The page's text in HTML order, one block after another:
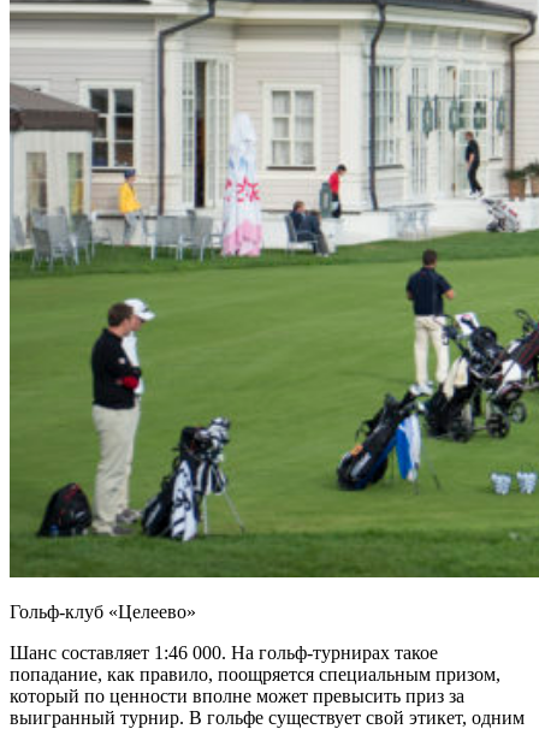
Гольф-клуб «Целеево»
Шанс составляет 1:46 000. На гольф-турнирах такое
попадание, как правило, поощряется специальным призом,
который по ценности вполне может превысить приз за
выигранный турнир. В гольфе существует свой этикет, одним